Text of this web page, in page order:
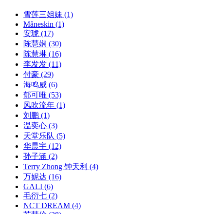
雪莲三姐妹 (1)
Måneskin (1)
安琥 (17)
陈慧娴 (30)
陈慧琳 (16)
李发发 (11)
付豪 (29)
海鸣威 (6)
郁可唯 (53)
风吹流年 (1)
刘鹏 (1)
温奕心 (3)
天堂乐队 (5)
华晨宇 (12)
孙子涵 (2)
Terry Zhong 钟天利 (4)
万妮达 (16)
GALI (6)
毛衍七 (2)
NCT DREAM (4)